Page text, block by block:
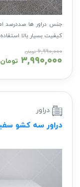
جنس دراور ها صددرصد
کیفیت بسیار بالا
۶,۹۹۰,۰۰۰ تومان
۳,۹۹۰,۰۰۰ تومان
دراور
دراور سه کشو